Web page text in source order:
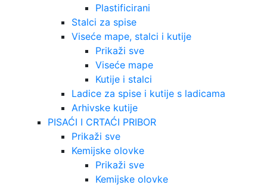
Plastificirani
Stalci za spise
Viseće mape, stalci i kutije
Prikaži sve
Viseće mape
Kutije i stalci
Ladice za spise i kutije s ladicama
Arhivske kutije
PISAĆI I CRTAĆI PRIBOR
Prikaži sve
Kemijske olovke
Prikaži sve
Kemijske olovke